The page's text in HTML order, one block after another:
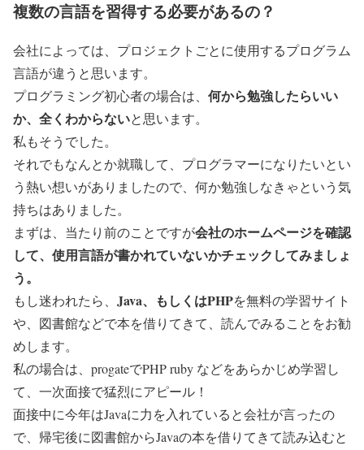
複数の言語を習得する必要があるの？
会社によっては、プロジェクトごとに使用するプログラム
言語が違うと思います。
プログラミング初心者の場合は、 何から勉強したらいい
か、全くわからないと思います。
私もそうでした。
それでもなんとか就職して、プログラマーになりたいとい
う熱い想いがありましたので、何か勉強しなきゃという気
持ちはありました。
まずは、当たり前のことですが会社のホームページを確認
して、使用言語が書かれていないかチェックしてみましょ
う。
もし迷われたら、 Java、もしくはPHPを無料の学習サイト
や、図書館などで本を借りてきて、読んでみることをお勧
めします。
私の場合は、progateでPHP ruby などをあらかじめ学習し
て、一次面接で猛烈にアピール！
面接中に今年はJavaに力を入れていると会社が言ったの
で、帰宅後に図書館からJavaの本を借りてきて読み込むと